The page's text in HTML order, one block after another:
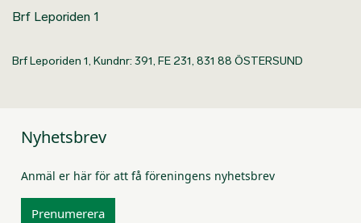
Brf Leporiden 1
Brf Leporiden 1, Kundnr: 391, FE 231, 831 88 ÖSTERSUND
Nyhetsbrev
Anmäl er här för att få föreningens nyhetsbrev
Prenumerera